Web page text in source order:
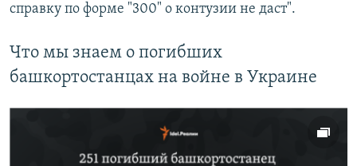
справку по форме "300" о контузии не даст".
Что мы знаем о погибших
башкортостанцах на войне в Украине